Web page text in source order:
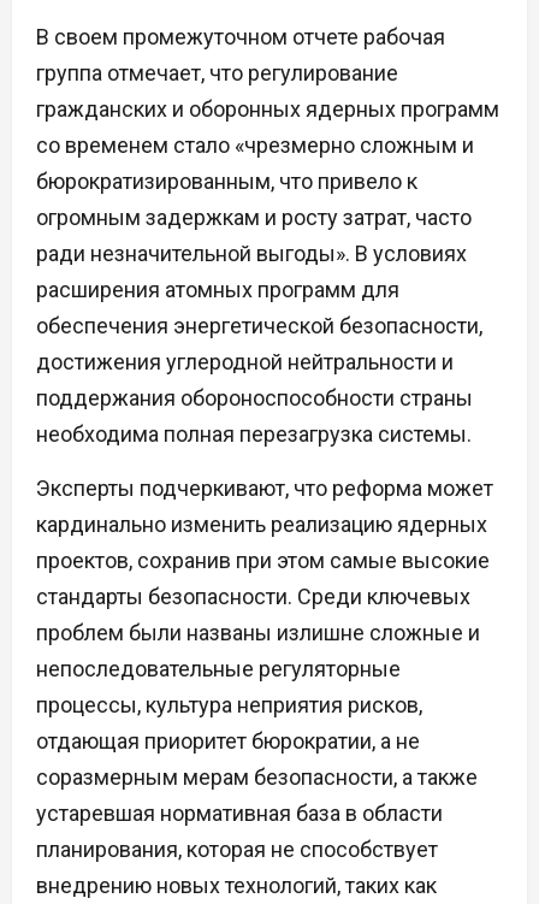
В своем промежуточном отчете рабочая
группа отмечает, что регулирование
гражданских и оборонных ядерных программ
со временем стало «чрезмерно сложным и
бюрократизированным, что привело к
огромным задержкам и росту затрат, часто
ради незначительной выгоды». В условиях
расширения атомных программ для
обеспечения энергетической безопасности,
достижения углеродной нейтральности и
поддержания обороноспособности страны
необходима полная перезагрузка системы.
Эксперты подчеркивают, что реформа может
кардинально изменить реализацию ядерных
проектов, сохранив при этом самые высокие
стандарты безопасности. Среди ключевых
проблем были названы излишне сложные и
непоследовательные регуляторные
процессы, культура неприятия рисков,
отдающая приоритет бюрократии, а не
соразмерным мерам безопасности, а также
устаревшая нормативная база в области
планирования, которая не способствует
внедрению новых технологий, таких как